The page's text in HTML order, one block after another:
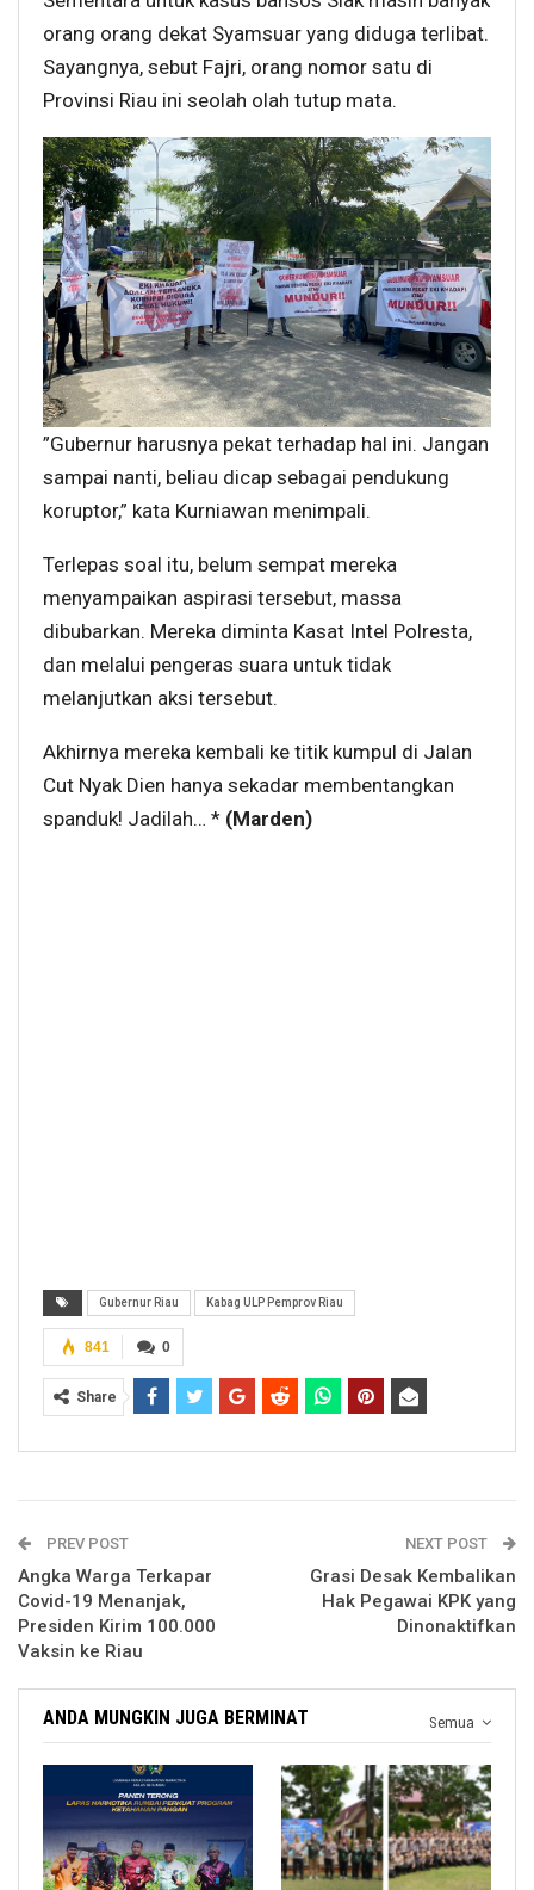
orang orang dekat Syamsuar yang diduga terlibat.
Sayangnya, sebut Fajri, orang nomor satu di
Provinsi Riau ini seolah olah tutup mata.
”Gubernur harusnya pekat terhadap hal ini. Jangan
sampai nanti, beliau dicap sebagai pendukung
koruptor,” kata Kurniawan menimpali.
Terlepas soal itu, belum sempat mereka
menyampaikan aspirasi tersebut, massa
dibubarkan. Mereka diminta Kasat Intel Polresta,
dan melalui pengeras suara untuk tidak
melanjutkan aksi tersebut.
Akhirnya mereka kembali ke titik kumpul di Jalan
Cut Nyak Dien hanya sekadar membentangkan
spanduk! Jadilah… * (Marden)
Gubernur Riau Kabag ULP Pemprov Riau
0
841
Share
PREV POST
Angka Warga Terkapar
Covid-19 Menanjak,
Presiden Kirim 100.000
Vaksin ke Riau
NEXT POST
Grasi Desak Kembalikan
Hak Pegawai KPK yang
Dinonaktifkan
Semua
ANDA MUNGKIN JUGA BERMINAT